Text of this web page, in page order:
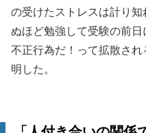
の受けたストレスは計り
ぬほど勉強して受験の前日
不正行為だ！って拡散さ
明した。